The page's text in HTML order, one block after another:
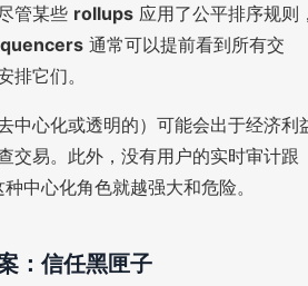
管某些 rollups 应用了公平排序规则
通常可以提前看到所有交
排它们。
中心化或透明的）可能会出于经济利
交易。此外，没有用户的实时审计跟
中心化角色就越强大和危险。
：信任黑匣子